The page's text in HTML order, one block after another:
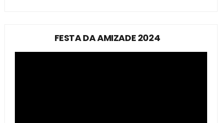
FESTA DA AMIZADE 2024